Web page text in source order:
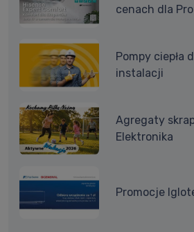
cenach dla
Pompy ciepła
instalacji
Agregaty
Elektronika
Promocje